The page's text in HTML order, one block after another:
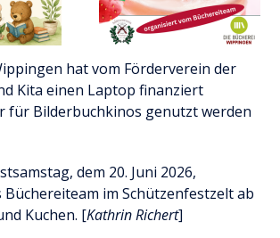
hat vom Förderverein der
Kita einen Laptop finanziert
für Bilderbuchkinos genutzt werden
dem 20. Juni 2026,
im Schützenfestzelt ab
Kuchen. [Kathrin Richert]